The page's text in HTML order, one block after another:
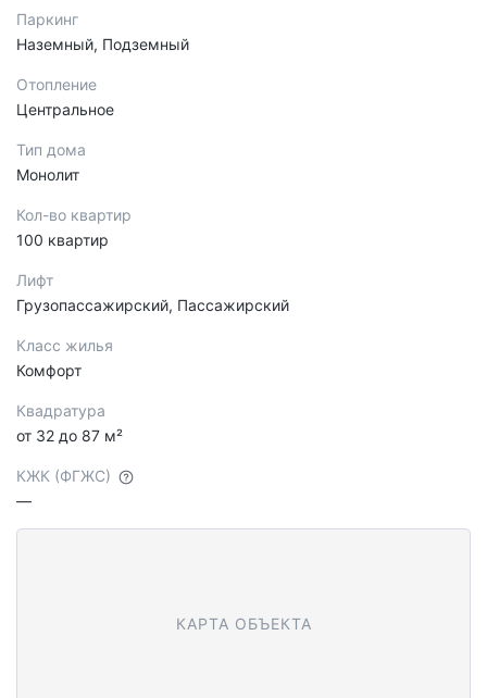
Паркинг
Наземный, Подземный
Отопление
Центральное
Тип дома
Монолит
Кол-во квартир
100 квартир
Лифт
Грузопассажирский, Пассажирский
Класс жилья
Комфорт
Квадратура
от 32 до 87 м²
КЖК (ФГЖС)
—
КАРТА ОБЪЕКТА